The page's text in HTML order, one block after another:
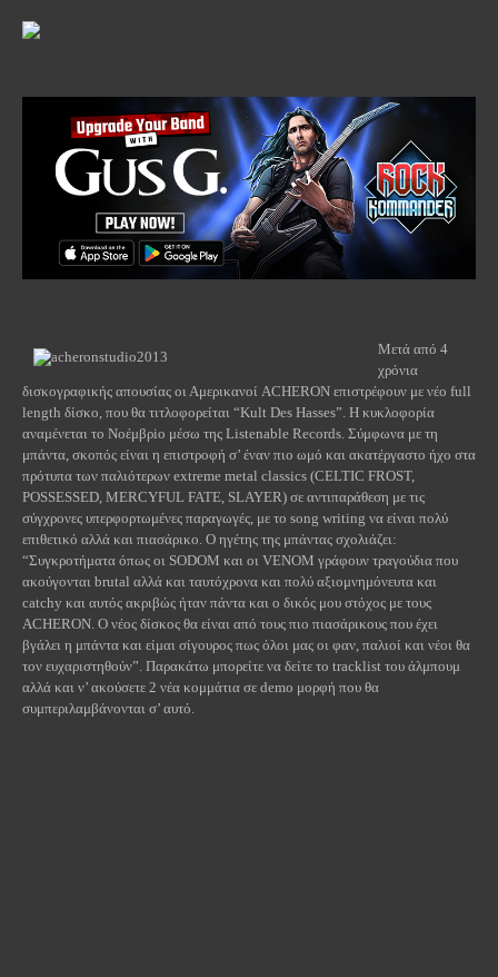
Μετά από 4
χρόνια
δισκογραφικής απουσίας οι Αμερικανοί ACHERON επιστρέφουν με νέο full
length δίσκο, που θα τιτλοφορείται “Kult Des Hasses”. Η κυκλοφορία
αναμένεται το Νοέμβρiο μέσω της Listenable Records . Σύμφωνα με τη
μπάντα, σκοπός είναι η επιστροφή σ’ έναν πιο ωμό και ακατέργαστο ήχο στα
πρότυπα των παλιότερων extreme metal classics (CELTIC FROST,
POSSESSED MERCYFUL FATE SLAYER) σε αντιπαράθεση με τις
σύγχρονες υπερφορτωμένες παραγωγές, με το song writing να είναι πολύ
επιθετικό αλλά και πιασάρικο. Ο ηγέτης της μπάντας σχολιάζει:
“Συγκροτήματα όπως οι SODOM και οι VENOM γράφουν τραγούδια που
ακούγονται brutal αλλά και ταυτόχρονα και πολύ αξιομνημόνευτα και
catchy και αυτός ακριβώς ήταν πάντα και ο δικός μου στόχος με τους
ACHERON O νέος δίσκος θα είναι από τους πιο πιασάρικους που έχει
βγάλει η μπάντα και είμαι σίγουρος πως όλοι μας οι φαν, παλιοί και νέοι θα
τον ευχαριστηθούν”. Παρακάτω μπορείτε να δείτε το tracklist του άλμπουμ
αλλά και ν’ ακούσετε 2 νέα κομμάτια σε demo μορφή που θα
συμπεριλαμβάνονται σ’ αυτό.